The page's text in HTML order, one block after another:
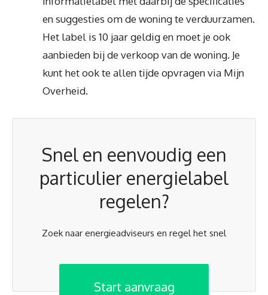
en suggesties om de woning te verduurzamen.
Het label is 10 jaar geldig en moet je ook
aanbieden bij de verkoop van de woning. Je
kunt het ook te allen tijde opvragen via Mijn
Overheid.
Snel en eenvoudig een
particulier energielabel
regelen?
Zoek naar energieadviseurs en regel het snel
Start aanvraag